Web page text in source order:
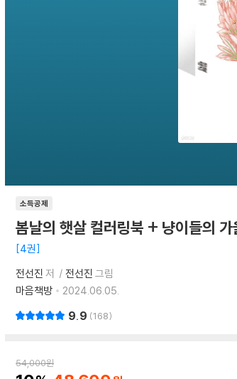
소득공제
봄날의 햇살 컬러링북 + 냥이들의
4권
전선진 저 전선진 그림
마음책방
2024.06.05.
9.9 168
54,000원